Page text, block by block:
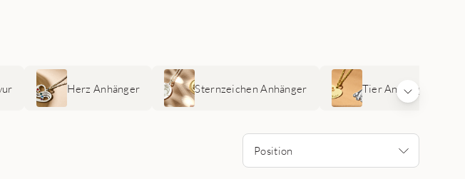
Herz Anhänger Sternzeichen Anhänger Tier Anhänger
Position